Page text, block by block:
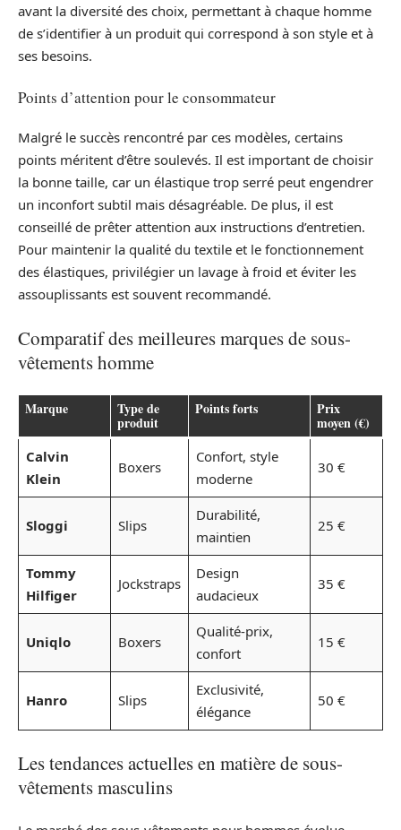
avant la diversité des choix, permettant à chaque homme
de s’identifier à un produit qui correspond à son style et à
ses besoins.
Points d’attention pour le consommateur
Malgré le succès rencontré par ces modèles, certains
points méritent d’être soulevés. Il est important de choisir
la bonne taille, car un élastique trop serré peut engendrer
un inconfort subtil mais désagréable. De plus, il est
conseillé de prêter attention aux instructions d’entretien.
Pour maintenir la qualité du textile et le fonctionnement
des élastiques, privilégier un lavage à froid et éviter les
assouplissants est souvent recommandé.
Comparatif des meilleures marques de sous-
vêtements homme
Marque Type de
produit
Points forts Prix
moyen (€)
Calvin
Klein
Boxers
Confort, style
moderne
30 €
Sloggi Slips
Durabilité,
maintien
25 €
Tommy
Hilfiger
Jockstraps
Design
audacieux
35 €
Uniqlo Boxers
Qualité-prix,
confort
15 €
Hanro Slips
Exclusivité,
élégance
50 €
Les tendances actuelles en matière de sous-
vêtements masculins